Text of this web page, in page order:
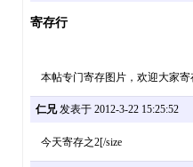
寄存行
本帖专门寄存图片，欢迎大家寄
仁兄发表于 2012-3-22 15:25:52
今天寄存之2[/size